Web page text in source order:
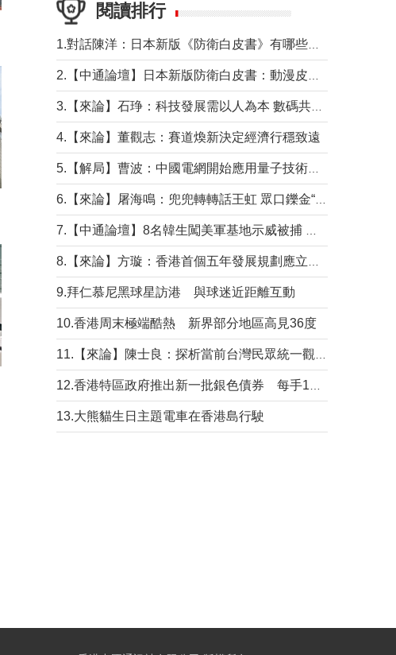
閱讀排行
4.【來論】董觀志：賽道煥新決定經濟行穩致遠
9.拜仁慕尼黑球星訪港 與球迷近距離互動
10.香港周末極端酷熱 新界部分地區高見36度
13.大熊貓生日主題電車在香港島行駛